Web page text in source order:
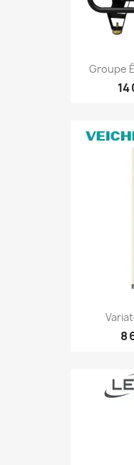
Groupe
8